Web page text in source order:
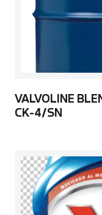
VALVOLINE
CK-4/SN